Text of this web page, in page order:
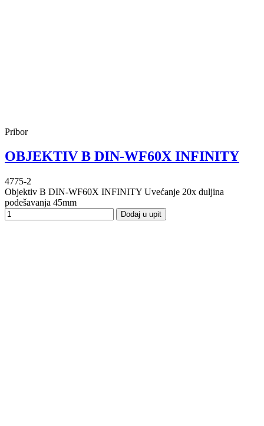
Pribor
OBJEKTIV B DIN-WF60X INFINITY
4775-2
Objektiv B DIN-WF60X INFINITY Uvećanje 20x duljina
podešavanja 45mm
Dodaj u upit